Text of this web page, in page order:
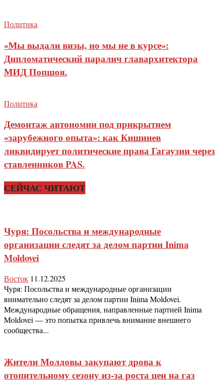
Политика
«Мы выдали визы, но мы не в курсе»:
Дипломатический паралич главархитектора
МИД Попшоя.
Политика
Демонтаж автономии под прикрытием
«зарубежного опыта»: как Кишинев
ликвидирует политические права Гагаузии через
ставленников PAS.
СЕЙЧАС ЧИТАЮТ
Чуря: Посольства и международные
организации следят за делом партии Inima
Moldovei
Восток 11.12.2025
Чуря: Посольства и международные организации
внимательно следят за делом партии Inima Moldovei.
Международные обращения, направленные партией Inima
Moldovei — это попытка привлечь внимание внешнего
сообщества...
Жители Молдовы закупают дрова к
отопительному сезону из-за роста цен на газ